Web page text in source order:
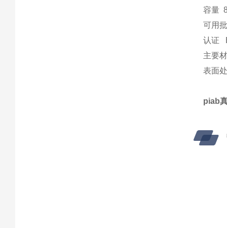
容量
可用
认证
主要
表面
piab